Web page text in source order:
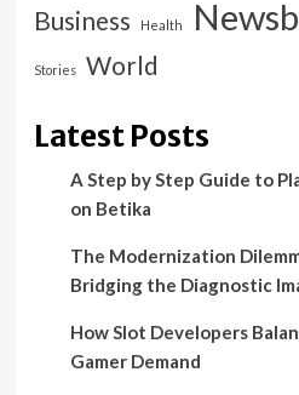
Business Health
Stories World
Latest Posts
A Step by Step Guide to
on Betika
The Modernization
Bridging the Diagnostic
How Slot Developers
Gamer Demand